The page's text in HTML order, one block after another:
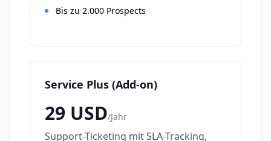
Bis zu 2.000 Prospects
Service Plus (Add-on)
29 USD/Jahr
Support-Ticketing mit SLA-Tracking,